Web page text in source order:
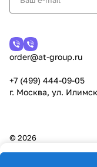
order@at-group.ru
+7 (499) 444-09-05
г. Москва, ул.
© 2026